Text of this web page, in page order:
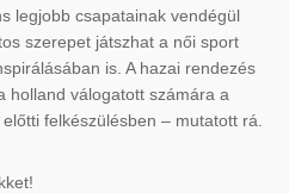
legjobb csapatainak vendégül
szerepet játszhat a női sport
is. A hazai rendezés
holland válogatott számára a
felkészülésben – mutatott rá.